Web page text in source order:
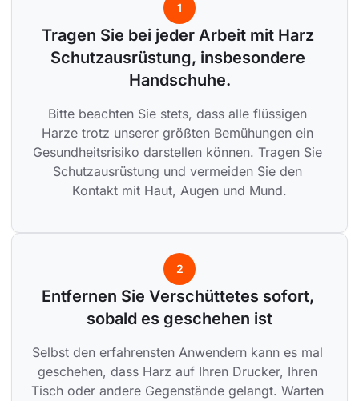
1
Tragen Sie bei jeder Arbeit mit Harz
Schutzausrüstung, insbesondere
Handschuhe.
Bitte beachten Sie stets, dass alle flüssigen
Harze trotz unserer größten Bemühungen ein
Gesundheitsrisiko darstellen können. Tragen Sie
Schutzausrüstung und vermeiden Sie den
Kontakt mit Haut, Augen und Mund.
2
Entfernen Sie Verschüttetes sofort,
sobald es geschehen ist
Selbst den erfahrensten Anwendern kann es mal
geschehen, dass Harz auf Ihren Drucker, Ihren
Tisch oder andere Gegenstände gelangt. Warten